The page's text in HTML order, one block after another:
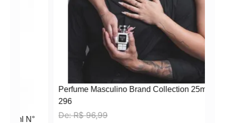
Perfume Masculino Brand Collection 25ml N°
De: 96,99